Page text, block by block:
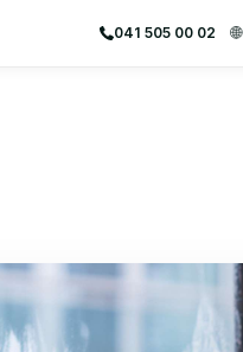
041 505 00 02